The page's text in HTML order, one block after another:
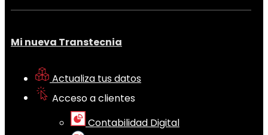
Mi nueva Transtecnia
Actualiza tus datos
Acceso a clientes
Contabilidad Digital